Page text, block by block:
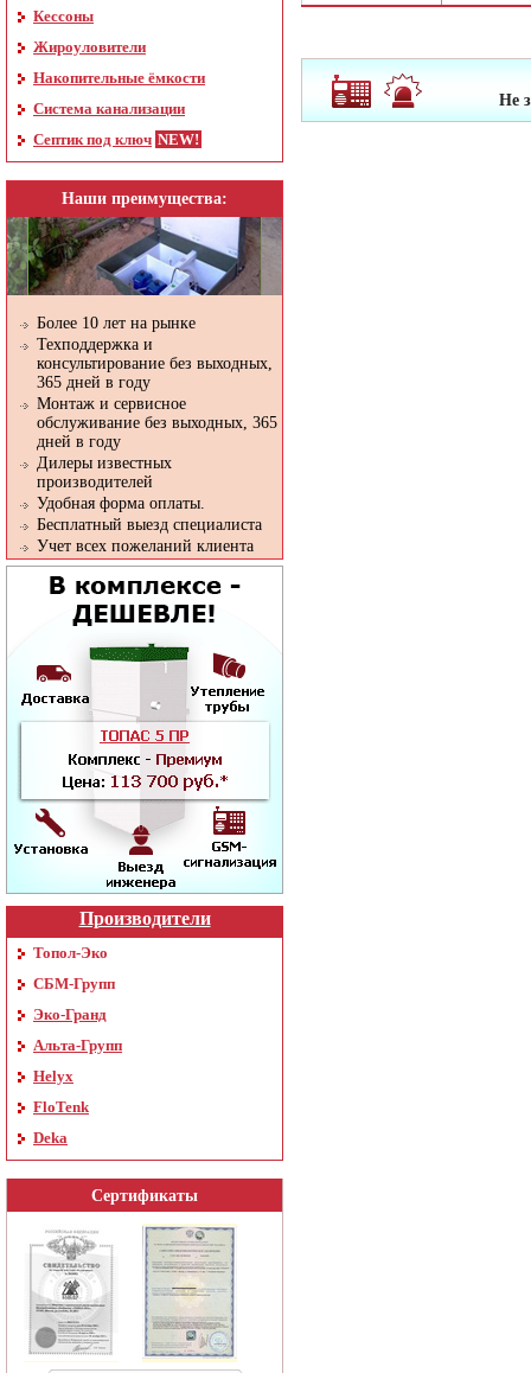
Кессоны
Жироуловители
Накопительные ёмкости
Система канализации
Септик под ключ
Наши преимущества:
Более 10 лет на рынке
Техподдержка и
консультирование без выходных,
365 дней в году
Монтаж и сервисное
обслуживание без выходных, 365
дней в году
Дилеры известных
производителей
Удобная форма оплаты.
Бесплатный выезд специалиста
Учет всех пожеланий клиента
Производители
Топол-Эко
СБМ-Групп
Эко-Гранд
Альта-Групп
Helyx
FloTenk
Deka
Сертификаты
Не